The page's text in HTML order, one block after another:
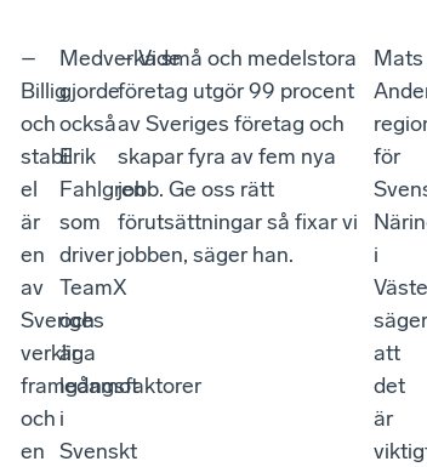
–
Billig
och
stabil
el
är
en
av
Sveriges
verkliga
framgångsfaktorer
och
en
Medverkade
gjorde
också
Erik
Fahlgren
som
driver
TeamX
och
är
ledamot
i
Svenskt
– Vi små och medelstora
företag utgör 99 procent
av Sveriges företag och
skapar fyra av fem nya
jobb. Ge oss rätt
förutsättningar så fixar vi
jobben, säger han.
Mats
för
i
säger
att
det
är